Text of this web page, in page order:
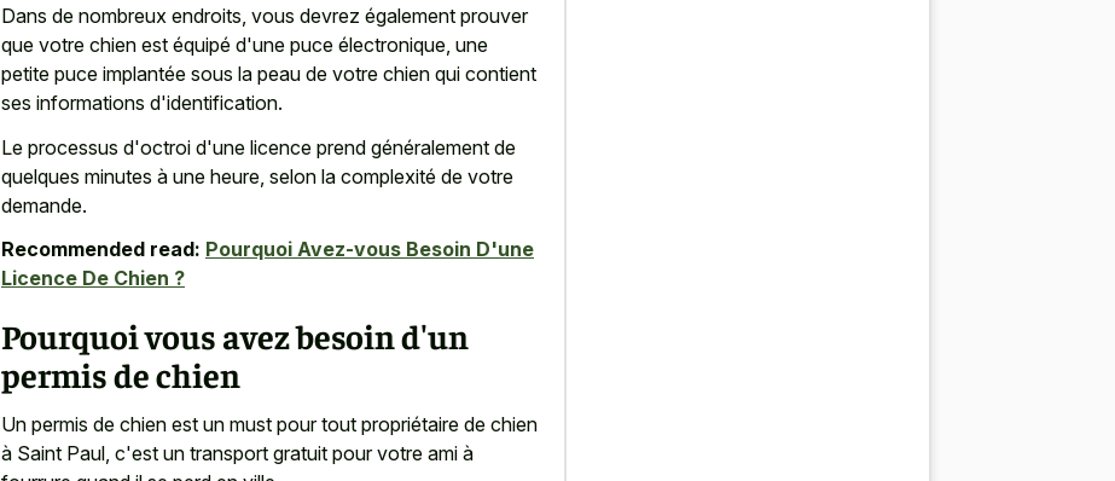
Dans de nombreux endroits, vous devrez également prouver
que votre chien est équipé d'une puce électronique, une
petite puce implantée sous la peau de votre chien qui contient
ses informations d'identification.
Le processus d'octroi d'une licence prend généralement de
quelques minutes à une heure, selon la complexité de votre
demande.
Recommended read: Pourquoi Avez-vous Besoin D'une
Licence De Chien ?
Pourquoi vous avez besoin d'un
permis de chien
Un permis de chien est un must pour tout propriétaire de chien
à Saint Paul, c'est un transport gratuit pour votre ami à